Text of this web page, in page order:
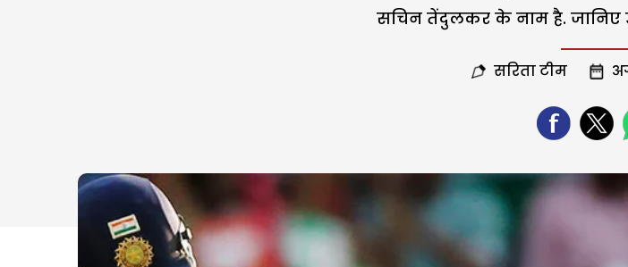
सचिन तेंदुलकर के नाम है. जानिए
सरिता टीम